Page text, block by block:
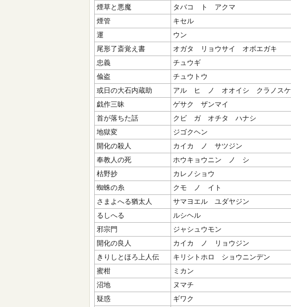
煙草と悪魔
タバコ ト アクマ
煙管
キセル
運
ウン
尾形了斎覚え書
オガタ リョウサイ オボエガキ
忠義
チュウギ
偸盗
チュウトウ
或日の大石内蔵助
アル ヒ ノ オオイシ クラノスケ
戯作三昧
ゲサク ザンマイ
首が落ちた話
クビ ガ オチタ ハナシ
地獄変
ジゴクヘン
開化の殺人
カイカ ノ サツジン
奉教人の死
ホウキョウニン ノ シ
枯野抄
カレノショウ
蜘蛛の糸
クモ ノ イト
さまよへる猶太人
サマヨエル ユダヤジン
るしへる
ルシヘル
邪宗門
ジャシュウモン
開化の良人
カイカ ノ リョウジン
きりしとほろ上人伝
キリシトホロ ショウニンデン
蜜柑
ミカン
沼地
ヌマチ
疑惑
ギワク